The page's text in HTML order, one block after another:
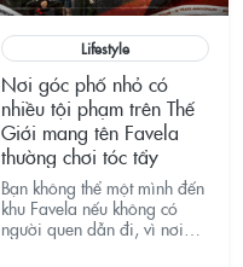
Lifestyle
Nơi góc phố nhỏ có
nhiều tội phạm trên Thế
Giới mang tên Favela
thường chơi tóc tẩy
Bạn không thể một mình đến
khu Favela nếu không có
người quen dẫn đi, vì nơi